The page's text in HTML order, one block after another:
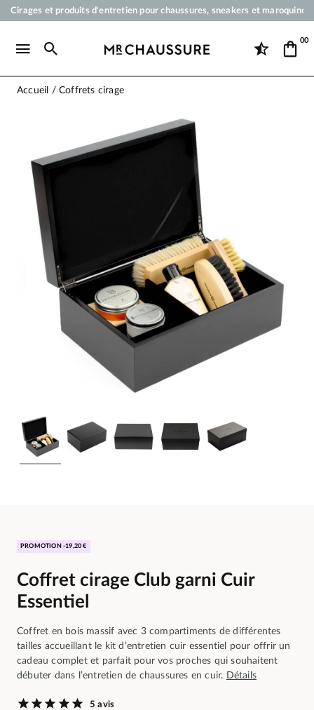
Cirages et produits d'entretien pour chaussures, sneakers et
Paiement en 3x 4x par carte bancaire dès 50 €
00
Accueil Coffrets cirage
PROMOTION -19,20 €
Coffret cirage Club garni Cuir
Essentiel
Coffret en bois massif avec 3 compartiments de différentes
tailles accueillant le kit d’entretien cuir essentiel pour offrir un
cadeau complet et parfait pour vos proches qui souhaitent
débuter dans l’entretien de chaussures en cuir. Détails
5 avis